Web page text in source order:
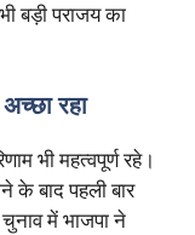
बड़ी पराजय का
रहा
भी महत्वपूर्ण रहे।
बाद पहली बार
में भाजपा ने